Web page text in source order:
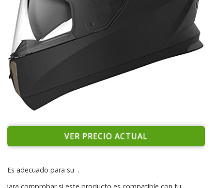
VER PRECIO ACTUAL
Es adecuado para su .